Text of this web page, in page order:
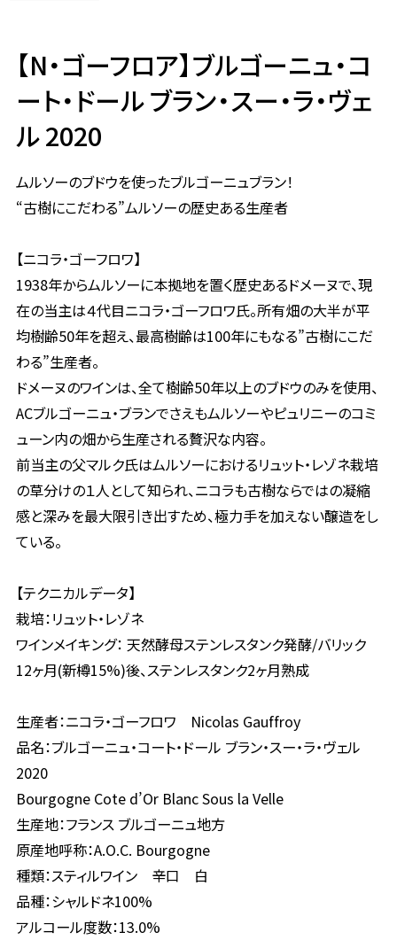
【N・ゴーフロア】ブルゴーニュ・コ
ート・ドール ブラン・スー・ラ・ヴェ
ル 2020
ムルソーのブドウを使ったブルゴーニュブラン！
“古樹にこだわる”ムルソーの歴史ある生産者
【ニコラ・ゴーフロワ】
1938年からムルソーに本拠地を置く歴史あるドメーヌで、現
在の当主は４代目ニコラ・ゴーフロワ氏。所有畑の大半が平
均樹齢50年を超え、最高樹齢は100年にもなる”古樹にこだ
わる”生産者。
ドメーヌのワインは、全て樹齢50年以上のブドウのみを使用、
ACブルゴーニュ・ブランでさえもムルソーやピュリニーのコミ
ューン内の畑から生産される贅沢な内容。
前当主の父マルク氏はムルソーにおけるリュット・レゾネ栽培
の草分けの１人として知られ、ニコラも古樹ならではの凝縮
感と深みを最大限引き出すため、極力手を加えない醸造をし
ている。
【テクニカルデータ】
栽培：リュット・レゾネ
ワインメイキング： 天然酵母ステンレスタンク発酵/バリック
12ヶ月(新樽15%)後、ステンレスタンク2ヶ月熟成
生産者：ニコラ・ゴーフロワ Nicolas Gauffroy
品名：ブルゴーニュ・コート・ドール ブラン・スー・ラ・ヴェル
2020
Bourgogne Cote d’Or Blanc Sous la Velle
生産地：フランス ブルゴーニュ地方
原産地呼称：A.O.C. Bourgogne
種類：スティルワイン 辛口 白
品種：シャルドネ100%
アルコール度数：13.0%